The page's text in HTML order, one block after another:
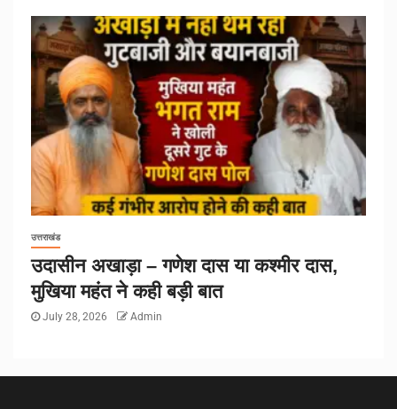
उत्तराखंड
उदासीन अखाड़ा – गणेश दास या कश्मीर दास,
मुखिया महंत ने कही बड़ी बात
July 28, 2026 Admin